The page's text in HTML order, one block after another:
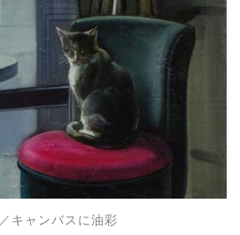
／キャンバスに油彩